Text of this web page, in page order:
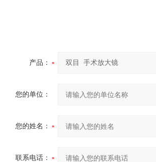
产品：
您的单位：
您的姓名：
联系电话：